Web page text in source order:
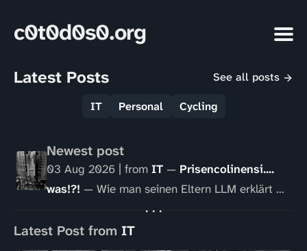
c0t0d0s0.org
Latest Posts
IT Personal Cycling
See all posts
Newest post
03 Aug 2026| from IT— Prisencolinensi....
was!?! — Wie man seinen Eltern LLM erklärt ...
Latest Post from IT